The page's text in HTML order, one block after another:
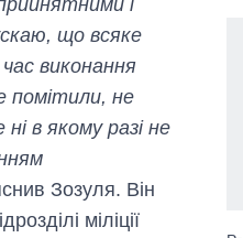
що всяке
виконання
помітили, не
в якому разі не
Зозуля. Він
міліції
Як змінився
бюджет
Міністерства
оборони за 13
росією